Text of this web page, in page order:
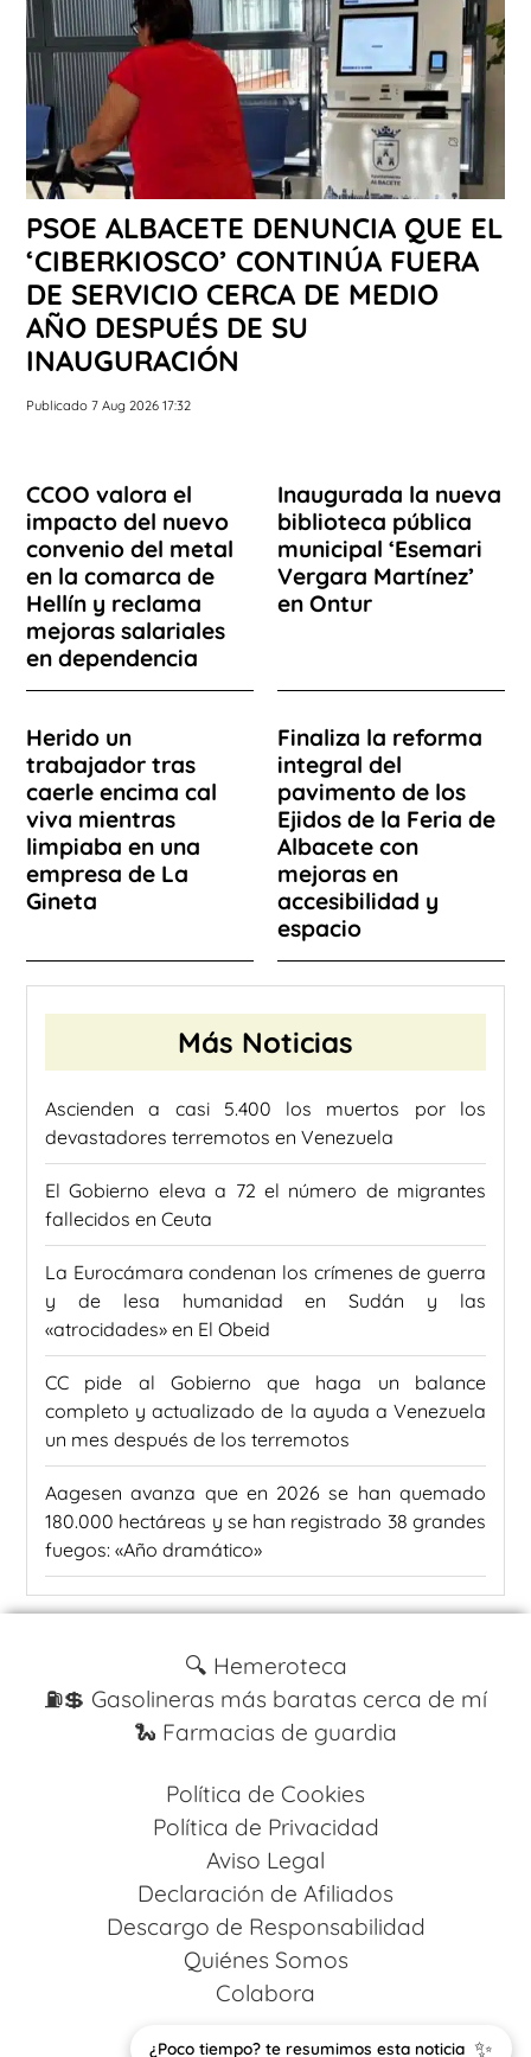
¿Poco tiempo? te resumimos esta noticia ✨
PSOE ALBACETE DENUNCIA QUE EL
‘CIBERKIOSCO’ CONTINÚA FUERA
DE SERVICIO CERCA DE MEDIO
AÑO DESPUÉS DE SU
INAUGURACIÓN
Publicado 7 Aug 2026 17:32
CCOO valora el
impacto del nuevo
convenio del metal
en la comarca de
Hellín y reclama
mejoras salariales
en dependencia
Inaugurada la nueva
biblioteca pública
municipal ‘Esemari
Vergara Martínez’
en Ontur
Herido un
trabajador tras
caerle encima cal
viva mientras
limpiaba en una
empresa de La
Gineta
Finaliza la reforma
integral del
pavimento de los
Ejidos de la Feria de
Albacete con
mejoras en
accesibilidad y
espacio
Más Noticias
Ascienden a casi 5.400 los muertos por los
devastadores terremotos en Venezuela
El Gobierno eleva a 72 el número de migrantes
fallecidos en Ceuta
La Eurocámara condenan los crímenes de guerra
y de lesa humanidad en Sudán y las
«atrocidades» en El Obeid
CC pide al Gobierno que haga un balance
completo y actualizado de la ayuda a Venezuela
un mes después de los terremotos
Aagesen avanza que en 2026 se han quemado
180.000 hectáreas y se han registrado 38 grandes
fuegos: «Año dramático»
🔍 Hemeroteca
⛽️💲 Gasolineras más baratas cerca de mí
🐍 Farmacias de guardia
Política de Cookies
Política de Privacidad
Aviso Legal
Declaración de Afiliados
Descargo de Responsabilidad
Quiénes Somos
Colabora
Design byCodestack Solutions